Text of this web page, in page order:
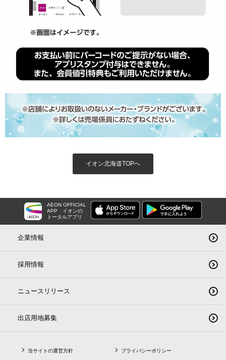
イオン北海道TOPへ
AEON OFFICIAL
APP
イオンの
トータルアプリ
企業情報
採用情報
ニュースリリース
出店用地募集
当サイトの運営方針 プライバシーポリシー